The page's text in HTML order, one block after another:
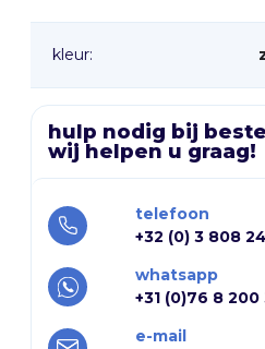
kleur:
hulp nodig bij
wij helpen u graag!
telefoon
+32 (0) 3 808
whatsapp
+31 (0)76 8 200
e-mail